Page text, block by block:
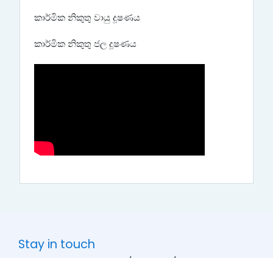
කාර්මික නිකුතු වායු දූෂණය
කාර්මික නිකුතු ජල දූෂණය
Stay in touch